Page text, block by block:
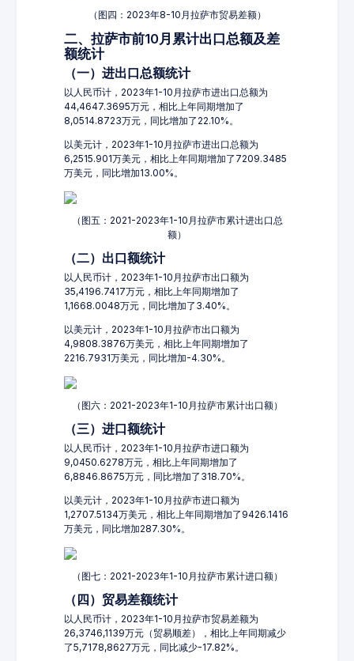
（图四：2023年8-10月拉萨市贸易差额）
二、拉萨市前10月累计出口总额及差
额统计
（一）进出口总额统计
以人民币计，2023年1-10月拉萨市进出口总额为
44,4647.3695万元，相比上年同期增加了
8,0514.8723万元，同比增加了22.10%。
以美元计，2023年1-10月拉萨市进出口总额为
6,2515.901万美元，相比上年同期增加了7209.3485
万美元，同比增加13.00%。
（图五：2021-2023年1-10月拉萨市累计进出口总
额）
（二）出口额统计
以人民币计，2023年1-10月拉萨市出口额为
35,4196.7417万元，相比上年同期增加了
1,1668.0048万元，同比增加了3.40%。
以美元计，2023年1-10月拉萨市出口额为
4,9808.3876万美元，相比上年同期增加了
2216.7931万美元，同比增加-4.30%。
（图六：2021-2023年1-10月拉萨市累计出口额）
（三）进口额统计
以人民币计，2023年1-10月拉萨市进口额为
9,0450.6278万元，相比上年同期增加了
6,8846.8675万元，同比增加了318.70%。
以美元计，2023年1-10月拉萨市进口额为
1,2707.5134万美元，相比上年同期增加了9426.1416
万美元，同比增加287.30%。
（图七：2021-2023年1-10月拉萨市累计进口额）
（四）贸易差额统计
以人民币计，2023年1-10月拉萨市贸易差额为
26,3746,1139万元（贸易顺差），相比上年同期减少
了5,7178,8627万元，同比减少-17.82%。